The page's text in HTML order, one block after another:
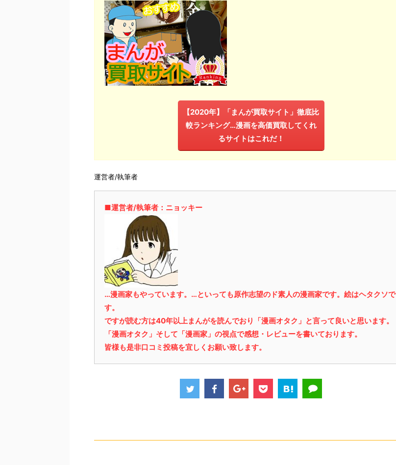
【2020年】「まんが買取サイト」徹底比
較ランキング…漫画を高価買取してくれ
るサイトはこれだ！
運営者/執筆者
■運営者/執筆者：ニョッキー
…漫画家もやっています。…といっても原作志望のド素人の漫画家です。絵はヘタクソで
す。
ですが読む方は40年以上まんがを読んでおり「漫画オタク」と言って良いと思います。
「漫画オタク」そして「漫画家」の視点で感想・レビューを書いております。
皆様も是非口コミ投稿を宜しくお願い致します。